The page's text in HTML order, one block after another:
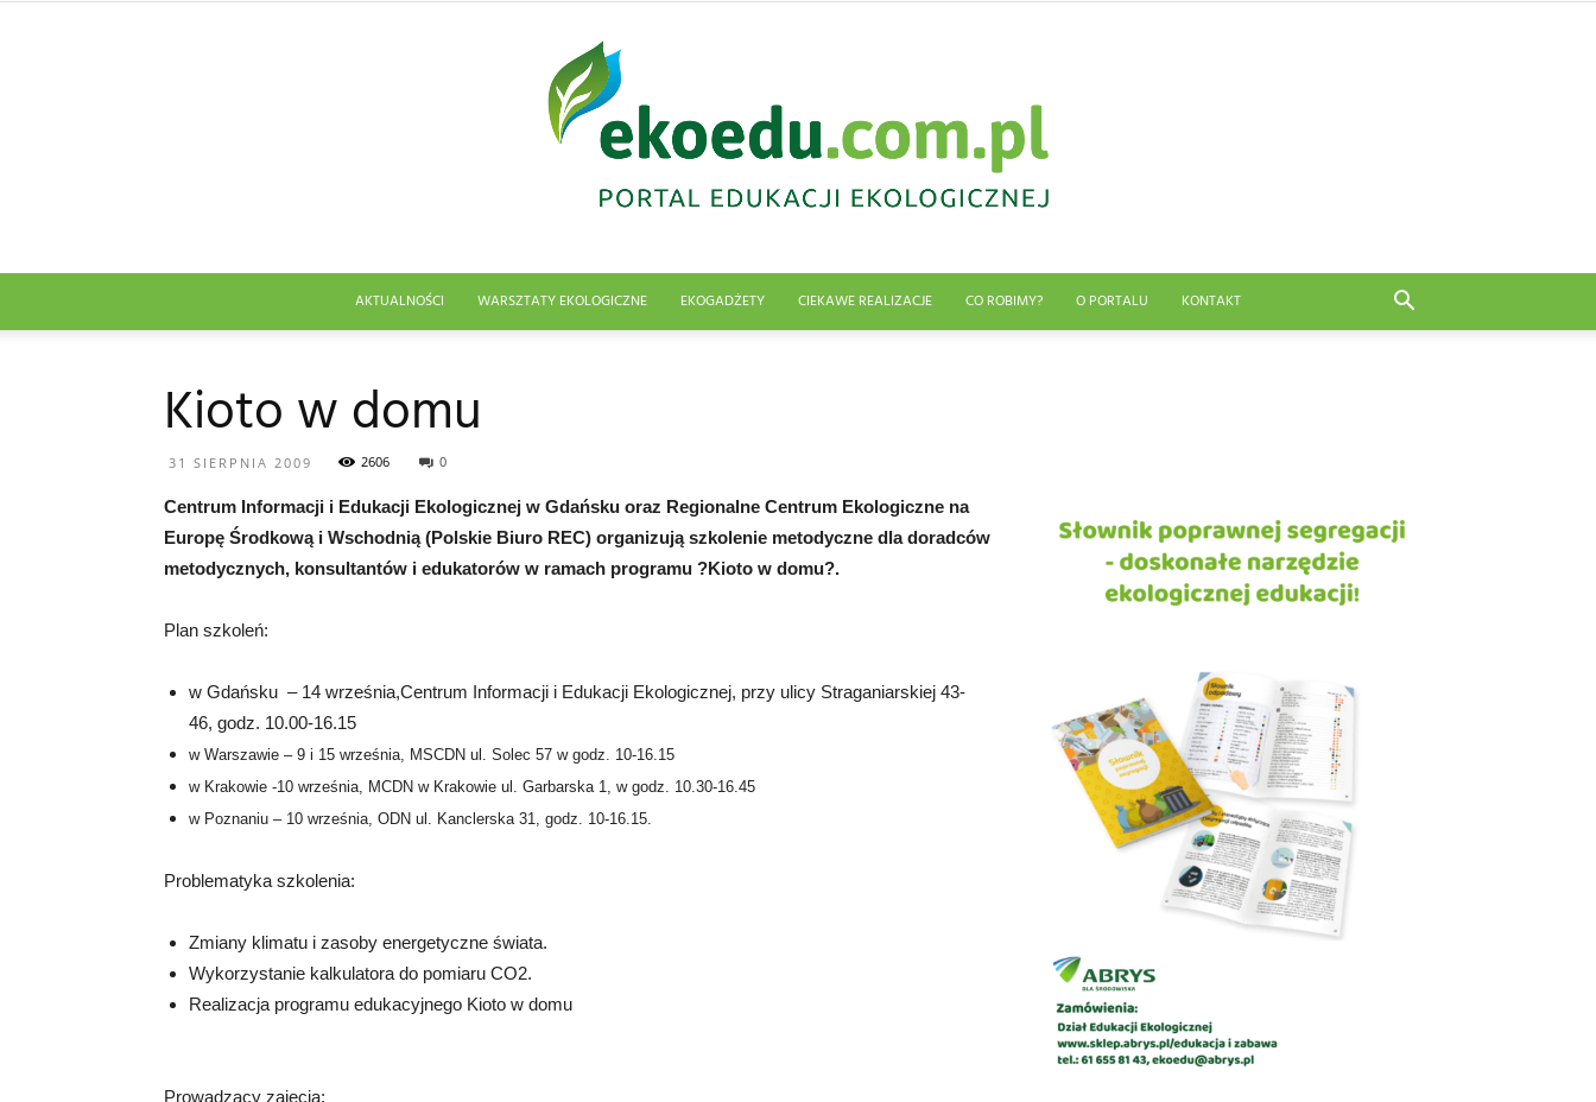
ekologiczna
AKTUALNOŚCI WARSZTATY EKOLOGICZNE EKOGADŻETY CIEKAWE REALIZACJE CO ROBIMY? O PORTALU KONTAKT
Kioto w domu
31 SIERPNIA 2009 2606 0
Centrum Informacji i Edukacji Ekologicznej w Gdańsku oraz Regionalne Centrum Ekologiczne na
Europę Środkową i Wschodnią (Polskie Biuro REC) organizują szkolenie metodyczne dla doradców
metodycznych, konsultantów i edukatorów w ramach programu ?Kioto w domu?.
Plan szkoleń:
w Gdańsku – 14 września,Centrum Informacji i Edukacji Ekologicznej, przy ulicy Straganiarskiej 43-
46, godz. 10.00-16.15
w Warszawie – 9 i 15 września, MSCDN ul. Solec 57 w godz. 10-16.15
w Krakowie -10 września, MCDN w Krakowie ul. Garbarska 1, w godz. 10.30-16.45
w Poznaniu – 10 września, ODN ul. Kanclerska 31, godz. 10-16.15.
Problematyka szkolenia:
Zmiany klimatu i zasoby energetyczne świata.
Wykorzystanie kalkulatora do pomiaru CO2.
Realizacja programu edukacyjnego Kioto w domu
Prowadzący zajęcia: